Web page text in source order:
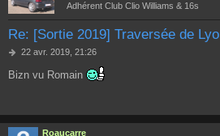
Adhérent Club Clio Williams & 16s
Re: [Sortie 2019] Traversée de
M
s
e
22 avr. 2019, 21:26
Bizn vu Romain
Roaucarre